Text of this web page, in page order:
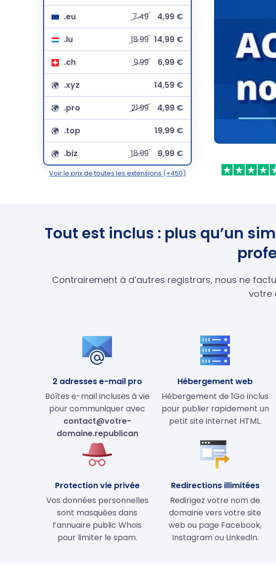
.eu
7.49
4,99 €
.lu
18.99 14,99 €
.ch
9.99
6,99 €
.xyz
14,59 €
.pro
21.99
4,99 €
.top
19,99 €
.biz
18.99 9,99 €
Voir le prix de toutes les extensions (+450)
Tout est inclus : plus qu’un
Contrairement à d’autres registrars, nous ne
votre
2 adresses e-mail pro
Boîtes e-mail incluses à vie
pour communiquer avec
contact@votre-
domaine.republican
Hébergement web
Hébergement de 1Go inclus
pour publier rapidement un
petit site internet HTML.
Protection vie privée
Vos données personnelles
sont masquées dans
l’annuaire public Whois
pour limiter le spam.
Redirections illimitées
Redirigez votre nom de
domaine vers votre site
web ou page Facebook,
Instagram ou LinkedIn.